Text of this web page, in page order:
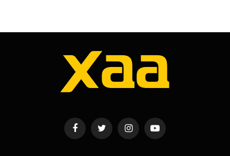
FacebookTwitter InstagramYouTube